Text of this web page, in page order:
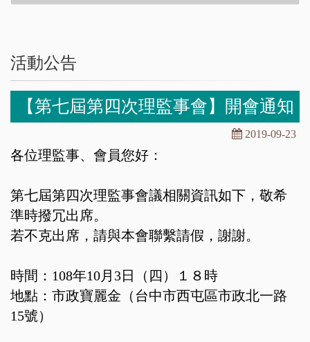
活動公告
【第七屆第四次理監事會】開會通知
2019-09-23
各位理監事、會員您好：
第七屆第四次理監事會議相關資訊如下，敬希
準時撥冗出席。
若不克出席，請與本會聯繫請假，謝謝。
時間：108年10月3日（四）１８時
地點：市政寶麗金（台中市西屯區市政北一路
15號）